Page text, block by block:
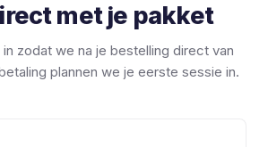
met je pakket
zodat we na je bestelling direct van
plannen we je eerste sessie in.